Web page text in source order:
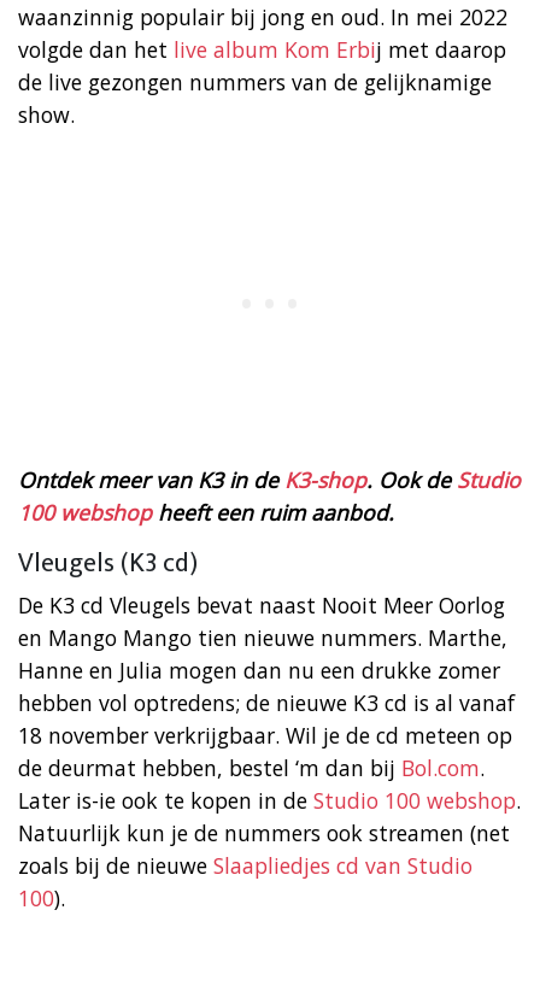
waanzinnig populair bij jong en oud. In mei 2022
volgde dan het live album Kom Erbij met daarop
de live gezongen nummers van de gelijknamige
show.
Ontdek meer van K3 in de K3-shop. Ook deStudio
100 webshopheeft een ruim aanbod.
Vleugels (K3 cd)
De K3 cd Vleugels bevat naast Nooit Meer Oorlog
en Mango Mango tien nieuwe nummers. Marthe,
Hanne en Julia mogen dan nu een drukke zomer
hebben vol optredens; de nieuwe K3 cd is al vanaf
18 november verkrijgbaar. Wil je de cd meteen op
de deurmat hebben, bestel ‘m dan bij Bol.com.
Later is-ie ook te kopen in de Studio 100 webshop.
Natuurlijk kun je de nummers ook streamen (net
zoals bij de nieuwe Slaapliedjes cd van Studio
100).